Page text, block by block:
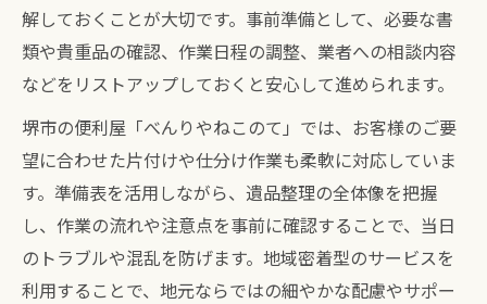
解しておくことが大切です。事前準備として、必要な書
類や貴重品の確認、作業日程の調整、業者への相談内容
などをリストアップしておくと安心して進められます。
堺市の便利屋「べんりやねこのて」では、お客様のご要
望に合わせた片付けや仕分け作業も柔軟に対応していま
す。準備表を活用しながら、遺品整理の全体像を把握
し、作業の流れや注意点を事前に確認することで、当日
のトラブルや混乱を防げます。地域密着型のサービスを
利用することで、地元ならではの細やかな配慮やサポー